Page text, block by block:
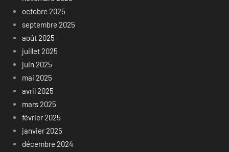
octobre 2025
septembre 2025
août 2025
juillet 2025
juin 2025
mai 2025
avril 2025
mars 2025
février 2025
janvier 2025
décembre 2024